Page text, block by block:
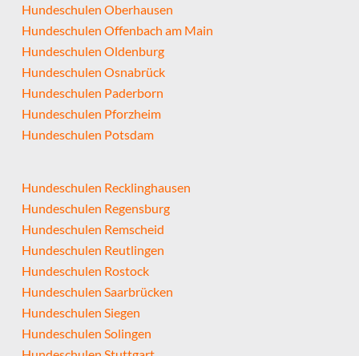
Hundeschulen Oberhausen
Hundeschulen Offenbach am Main
Hundeschulen Oldenburg
Hundeschulen Osnabrück
Hundeschulen Paderborn
Hundeschulen Pforzheim
Hundeschulen Potsdam
Hundeschulen Recklinghausen
Hundeschulen Regensburg
Hundeschulen Remscheid
Hundeschulen Reutlingen
Hundeschulen Rostock
Hundeschulen Saarbrücken
Hundeschulen Siegen
Hundeschulen Solingen